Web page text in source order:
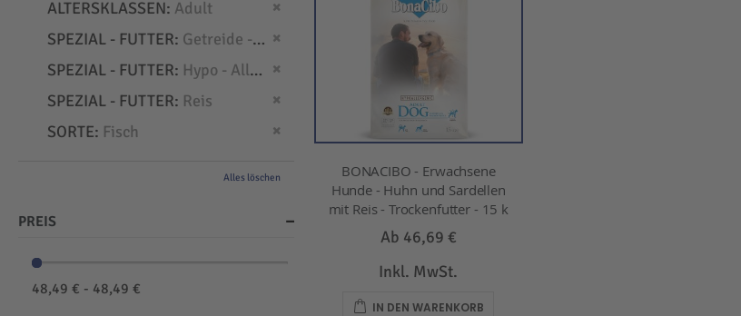
BONACIBO - Erwachsene
Hunde - Huhn und Sardellen
mit Reis - Trockenfutter - 15 k
Ab 46,69 €
Inkl. MwSt.
IN DEN WARENKORB
ALTERSKLASSEN Adult
SPEZIAL - FUTTER Getreide - frei
SPEZIAL - FUTTER Hypo - Allergien
SPEZIAL - FUTTER Reis
SORTE Fisch
Alles löschen
PREIS
48,49 € - 48,49 €